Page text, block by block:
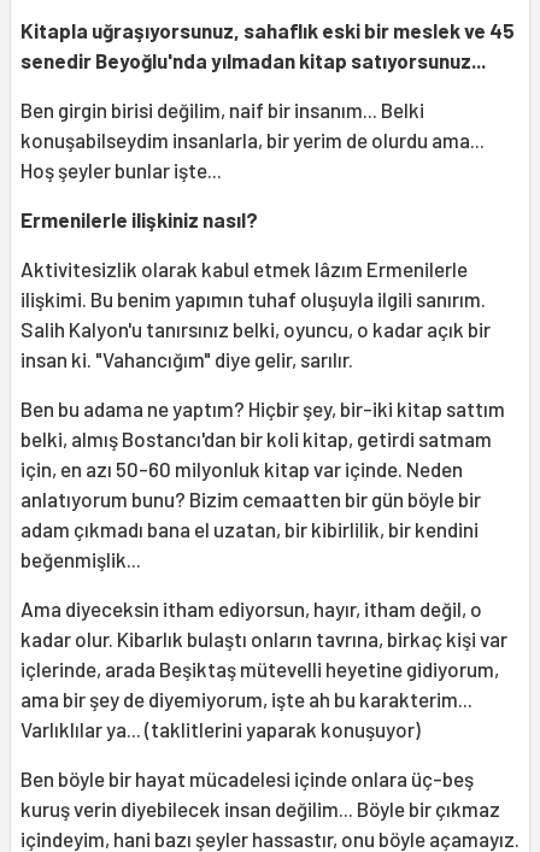
Kitapla uğraşıyorsunuz, sahaflık eski bir meslek ve 45
senedir Beyoğlu'nda yılmadan kitap satıyorsunuz...
Ben girgin birisi değilim, naif bir insanım... Belki
konuşabilseydim insanlarla, bir yerim de olurdu ama...
Hoş şeyler bunlar işte...
Ermenilerle ilişkiniz nasıl?
Aktivitesizlik olarak kabul etmek lâzım Ermenilerle
ilişkimi. Bu benim yapımın tuhaf oluşuyla ilgili sanırım.
Salih Kalyon'u tanırsınız belki, oyuncu, o kadar açık bir
insan ki. "Vahancığım" diye gelir, sarılır.
Ben bu adama ne yaptım? Hiçbir şey, bir-iki kitap sattım
belki, almış Bostancı'dan bir koli kitap, getirdi satmam
için, en azı 50-60 milyonluk kitap var içinde. Neden
anlatıyorum bunu? Bizim cemaatten bir gün böyle bir
adam çıkmadı bana el uzatan, bir kibirlilik, bir kendini
beğenmişlik...
Ama diyeceksin itham ediyorsun, hayır, itham değil, o
kadar olur. Kibarlık bulaştı onların tavrına, birkaç kişi var
içlerinde, arada Beşiktaş mütevelli heyetine gidiyorum,
ama bir şey de diyemiyorum, işte ah bu karakterim...
Varlıklılar ya... (taklitlerini yaparak konuşuyor)
Ben böyle bir hayat mücadelesi içinde onlara üç-beş
kuruş verin diyebilecek insan değilim... Böyle bir çıkmaz
içindeyim, hani bazı şeyler hassastır, onu böyle açamayız.